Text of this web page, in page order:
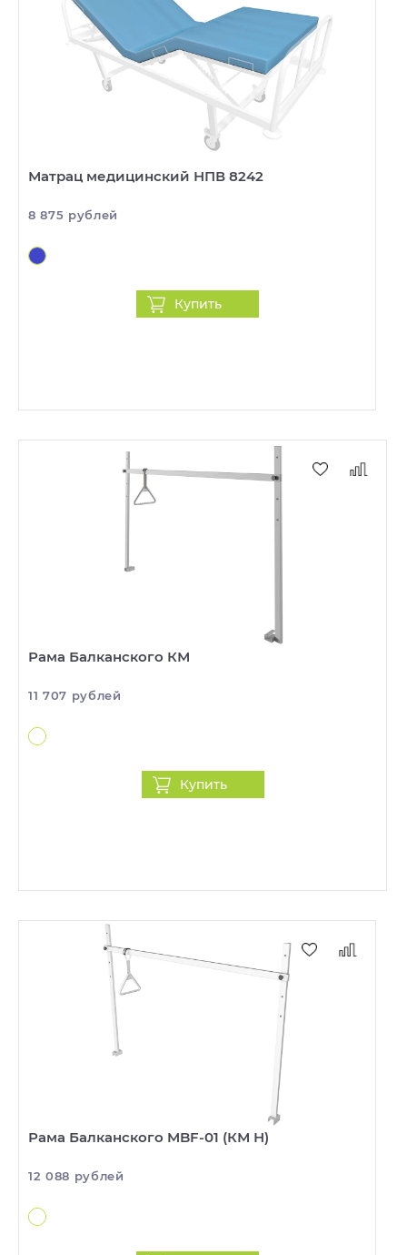
Матрац медицинский НПВ 8242
8 875 рублей
Купить
Рама Балканского КМ
11 707 рублей
Купить
Рама Балканского MBF-01 (КМ Н)
12 088 рублей